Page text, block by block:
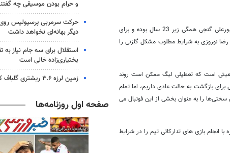
وی با اشاره به اینکه ایمان موسوی، یعقوب کریمی، میلاد کرمانی مقدم و مرتضی پورعلی گنجی همگی زیر 23 سال بوده و برای
رضا نوروزی به شرایط مطلوب مشکل گلزنی را
است که تعطیلی لیگ ممکن است روند
بازگشت به حالت عادی داریم، اما تمام
را به عنوان بخشی از این فوتبال می
انجام بازی های تدارکاتی تیم را در شرایط
و حرام بودن موسیقی چه
حرکت سرمربی پرسپولیس روی
دیگر بهانه‌ای نخواهد داشت
استقلال برای سه جام نیاز
بختیاری‌زاده خالی است
زمین لرزه ۴.۶ ریشتری گلباف کرمان را لرزاند
صفحه اول روزنامه‌ها